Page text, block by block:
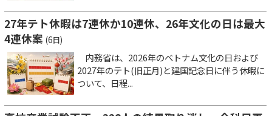
27年テト休暇は7連休か10連休、26年文化の日は最大
4連休案 (6日)
内務省は、2026年のベトナム文化の日および
2027年のテト(旧正月)と建国記念日に伴う休暇に
ついて、日程...